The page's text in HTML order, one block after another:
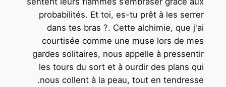
probabilités. Et toi, es-tu prêt à les serrer
dans tes bras ?. Cette alchimie, que j'ai
courtisée comme une muse lors de mes
gardes solitaires, nous appelle à pressentir
les tours du sort et à ourdir des plans qui
nous collent à la peau, tout en tendresse.